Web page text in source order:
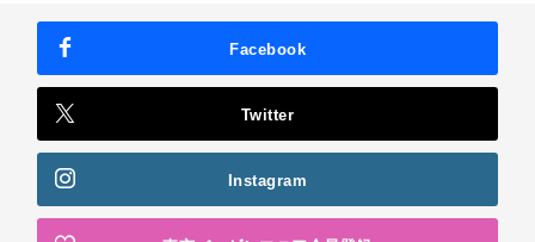
Facebook
Twitter
Instagram